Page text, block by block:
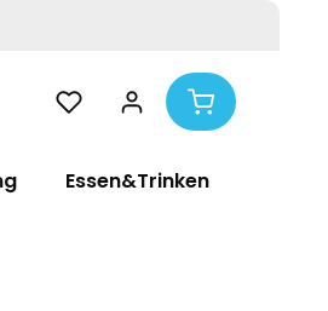
Essen&Trinken